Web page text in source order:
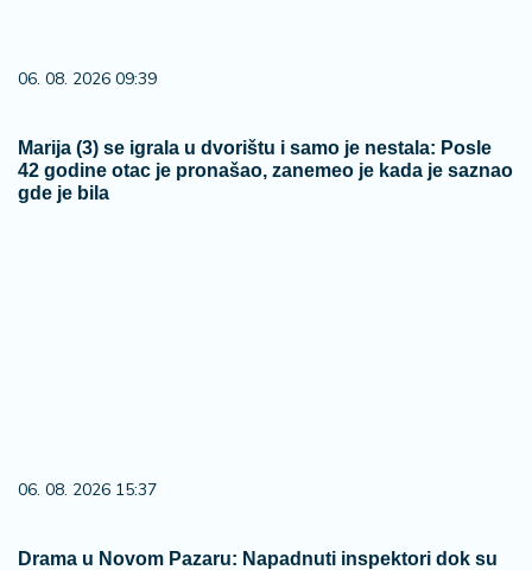
06. 08. 2026 09:39
Marija (3) se igrala u dvorištu i samo je nestala: Posle
42 godine otac je pronašao, zanemeo je kada je saznao
gde je bila
06. 08. 2026 15:37
Drama u Novom Pazaru: Napadnuti inspektori dok su